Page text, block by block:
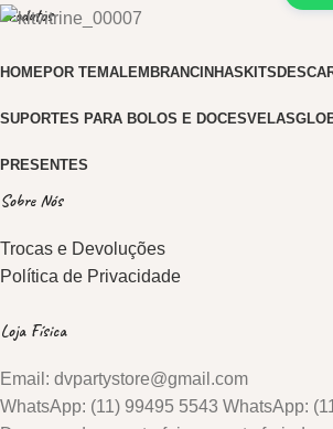
Produtos
HOMEPOR TEMALEMBRANCINHAS KITS
SUPORTES PARA BOLOS E DOCESVELAS
PRESENTES
Sobre Nós
Trocas e Devoluções
Política de Privacidade
Loja Física
Email: dvpartystore@gmail.com
WhatsApp: (11) 99495 5543 WhatsApp: